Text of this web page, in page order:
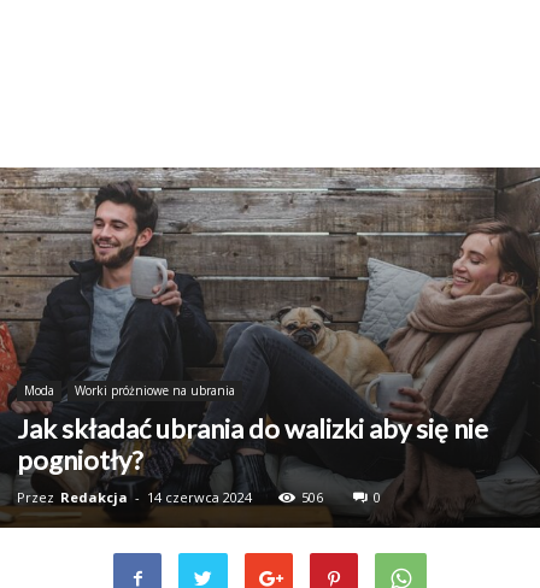
Moda Worki próżniowe na ubrania
Jak składać ubrania do walizki aby się nie
pogniotły?
Przez Redakcja - 14 czerwca 2024 506 0